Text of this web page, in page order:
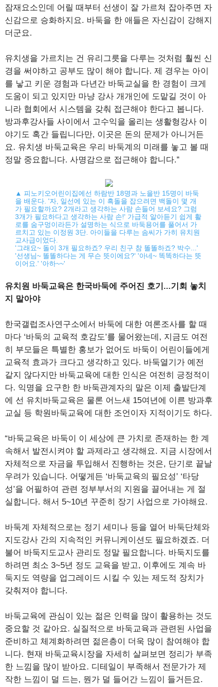
잠재요소인데 어릴 때부터 선생이 잘 가르쳐 잡아주면 자
신감으로 승화하지요. 바둑을 한 애들은 자신감이 강해지
더군요.
유치생을 가르치는 건 유리그릇을 다루는 것처럼 훨씬 신
경을 써야하고 공부도 많이 해야 합니다. 제 경우는 아이
를 낳고 키운 경험과 다년간 바둑교실을 한 경험이 크게
도움이 되고 있지만 마냥 강사 개개인에 도맡길 것이 아
니라 협회에서 시스템을 갖춰 접근해야 한다고 봅니다.
방과후강사들 사이에서 고수익을 올리는 생활형강사 이
야기도 혹간 들립니다만, 이곳은 돈의 문제가 아니거든
요. 유치생 바둑교육은 우리 바둑계의 미래를 놓고 볼 때
정말 중요합니다. 사명감으로 접근해야 합니다.”
▲ 피노키오어린이집에선 하람반 18명과 노을반 15명이 바둑
을 배운다. '자, 일선에 있는 이 흑돌을 잡으려면 백돌이 몇 개
가 필요할까요? 2개라고 생각하는 사람 손들어 보세요? 그럼
3개가 필요하다고 생각하는 사람 손!' 가급적 알아듣기 쉽게 활
로를 숨구멍이라든가 설명하는 식으로 바둑용어를 풀어서 가
르치고 있는 이정원 3단. 아이들을 다루는 솜씨가 가히 유치원
교사급이었다.
'그래요~ 돌이 3개 필요하죠? 우리 친구 참 똘똘하죠? 박수...'
'선생님~ 똘똘하다는 게 무슨 뜻이에요?' '아네~ 똑똑하다는 뜻
이어요.' '아하~~'
유치원 바둑교육은 한국바둑에 주어진 호기...기회 놓치
지 말아야
한국갤럽조사연구소에서 바둑에 대한 여론조사를 할 때
마다 ‘바둑의 교육적 호감도’를 물어왔는데, 지금도 여전
히 부모들은 특별한 홍보가 없어도 바둑이 어린이들에게
교육적 효과가 크다고 생각하고 있다. 바둑열기가 예전
같지 않다지만 바둑교육에 대한 인식은 여전히 긍정적이
다. 익명을 요구한 한 바둑관계자의 말은 이제 출발단계
에 선 유치바둑교육은 물론 어느새 15여년에 이른 방과후
교실 등 학원바둑교육에 대한 조언이자 지적이기도 하다.
“바둑교육은 바둑이 이 세상에 큰 가치로 존재하는 한 계
속해서 발전시켜야 할 과제라고 생각해요. 지금 시장에서
자체적으로 자금을 투입해서 진행하는 것은, 단기로 끝날
우려가 있습니다. 어떻게든 ‘바둑교육의 필요성’ ‘타당
성’을 어필하여 관련 정부부서의 지원을 끌어내는 게 절
실합니다. 해서 5~10년 꾸준히 장기 사업으로 가야해요.
바둑계 자체적으로는 정기 세미나 등을 열어 바둑단체와
지도강사 간의 지속적인 커뮤니케이션도 필요하겠죠. 더
불어 바둑지도교사 관리도 정말 필요합니다. 바둑지도를
하려면 최소 3~5년 정도 교육을 받고, 이후에도 계속 바
둑지도 역량을 업그레이드 시킬 수 있는 제도적 장치가
갖춰져야 합니다.
바둑교육에 관심이 있는 젊은 인력을 많이 활용하는 것도
중요할 것 같아요. 실질적으로 바둑교육과 관련된 사업을
준비하고 체계화하려면 젊은층이 더욱 많이 참여해야 합
니다. 현재 바둑교육시장을 자세히 살펴보면 정리가 부족
한 느낌을 많이 받아요. 디테일이 부족해서 전문가가 제
작한 느낌이 덜 드는, 뭔가 덜 들어간 느낌이 들거든요.